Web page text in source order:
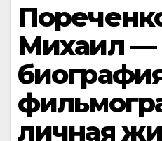
Михаил —
личная